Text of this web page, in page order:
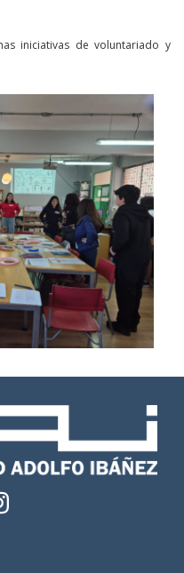
iniciativas de voluntariado y